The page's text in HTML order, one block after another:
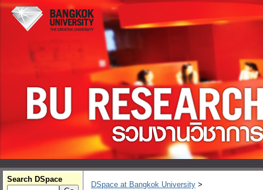
Search DSpace
DSpace at Bangkok University >